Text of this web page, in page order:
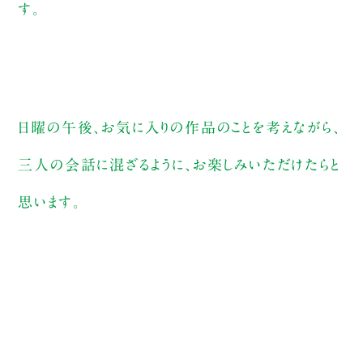
す。
日曜の午後、お気に入りの作品のことを考えながら、
三人の会話に混ざるように、お楽しみいただけたらと
思います。